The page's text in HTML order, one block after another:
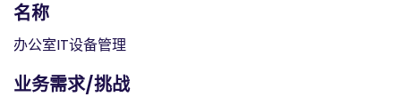
名称
办公室IT设备管理
业务需求/挑战